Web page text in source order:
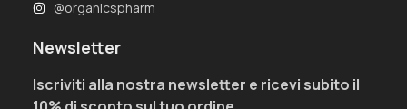
@organicspharm
Newsletter
Iscriviti alla nostra newsletter e ricevi subito il